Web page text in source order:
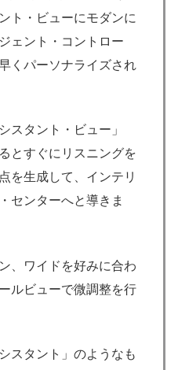
ト・ビューにモダンに
ェント・コントロー
くパーソナライズされ
スタント・ビュー」
とすぐにリスニングを
を生成して、インテリ
センターへと導きま
、ワイドを好みに合わ
ルビューで微調整を行
スタント」のようなも